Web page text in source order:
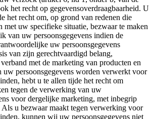
het recht op gegevensoverdraagbaarheid. U
het recht om, op grond van redenen die
met uw specifieke situatie, bezwaar te maken
van uw persoonsgegevens indien de
uw persoonsgegevens
van zijn gerechtvaardigd belang,
met de marketing van producten en
uw persoonsgegevens worden verwerkt voor
hebt u te allen tijde het recht om
tegen de verwerking van uw
voor dergelijke marketing, met inbegrip
u bezwaar maakt tegen verwerking voor
kunnen wij uw persoonsgegevens niet